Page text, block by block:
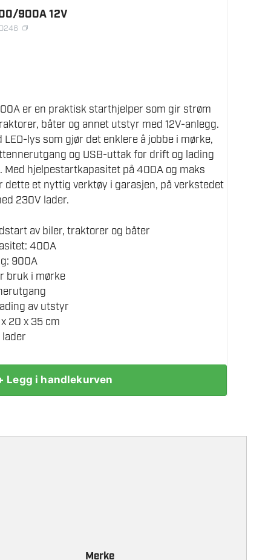
900A 12V
er en praktisk starthjelper som gir strøm
båter og annet utstyr med 12V-anlegg.
lys som gjør det enklere å jobbe i mørke,
og USB-uttak for drift og lading
Med hjelpestartkapasitet på 400A og maks
dette et nyttig verktøy i garasjen, på verkstedet
230V lader.
av biler, traktorer og båter
400A
900A
bruk i mørke
av utstyr
20 x 35 cm
Legg i handlekurven
Merke